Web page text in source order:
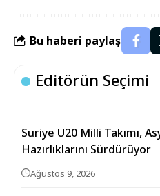
Bu haberi paylaş
Editörün Seçimi
Suriye U20 Milli Takımı,
Hazırlıklarını Sürdürüyor
Ağustos 9, 2026